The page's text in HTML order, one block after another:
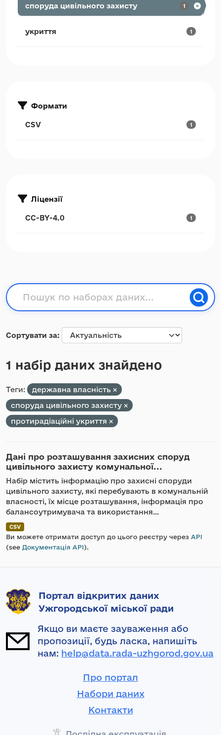
споруда цивільного захисту 1
укриття 1
Формати
CSV 1
Ліцензії
CC-BY-4.0 1
Сортувати за
1 набір даних знайдено
Теги:
державна власність
споруда цивільного захисту
протирадіаційні укриття
Дані про розташування захисних споруд
цивільного захисту комунальної...
Набір містить інформацію про захисні споруди
цивільного захисту, які перебувають в комунальній
власності, їх місце розташування, інформація про
балансоутримувача та використання...
CSV
Ви можете отримати доступ до цього реєстру через API
(see Документація API).
Портал відкритих даних
Ужгородської міської ради
Якщо ви маєте зауваження або
пропозиції, будь ласка, напишіть
нам: help@data.rada-uzhgorod.gov.ua
Про портал
Набори даних
Контакти